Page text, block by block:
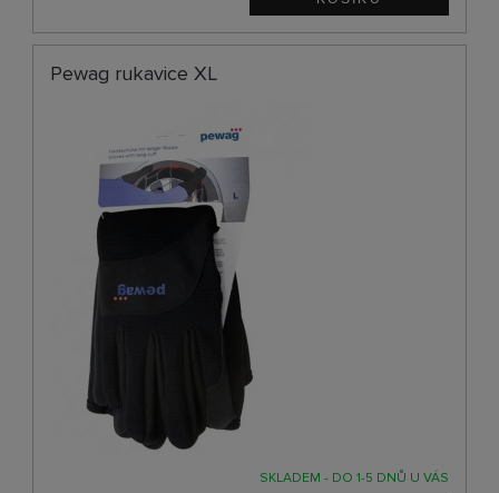
Pewag rukavice XL
SKLADEM - DO 1-5 DNŮ U VÁS